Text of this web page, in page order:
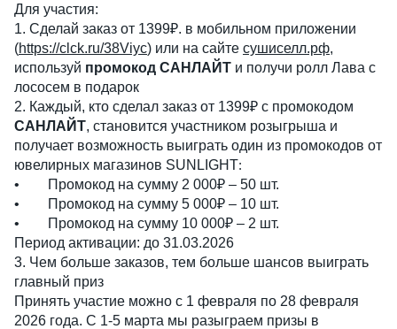
Для участия:
1. Сделай заказ от 1399₽. в мобильном приложении
(https://clck.ru/38Viyc) или на сайте сушиселл.рф,
используй промокод САНЛАЙТ и получи ролл Лава с
лососем в подарок
2. Каждый, кто сделал заказ от 1399₽ с промокодом
САНЛАЙТ, становится участником розыгрыша и
получает возможность выиграть один из промокодов от
ювелирных магазинов SUNLIGHT:
• Промокод на сумму 2 000₽ – 50 шт.
• Промокод на сумму 5 000₽ – 10 шт.
• Промокод на сумму 10 000₽ – 2 шт.
Период активации: до 31.03.2026
3. Чем больше заказов, тем больше шансов выиграть
главный приз
Принять участие можно с 1 февраля по 28 февраля
2026 года. С 1-5 марта мы разыграем призы в